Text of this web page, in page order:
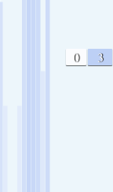
0 3